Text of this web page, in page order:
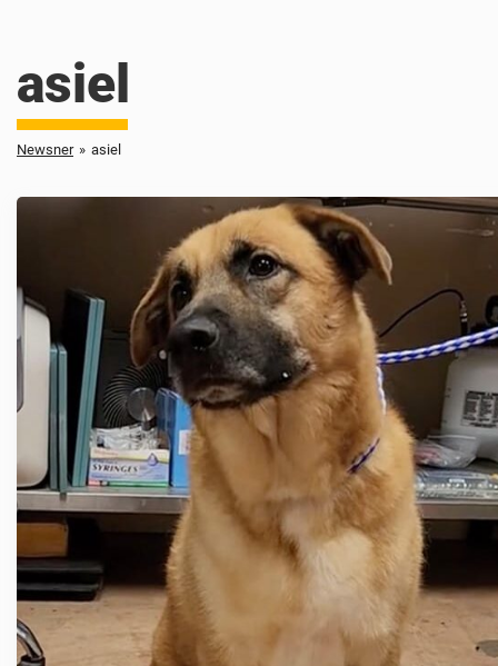
asiel
Newsner » asiel